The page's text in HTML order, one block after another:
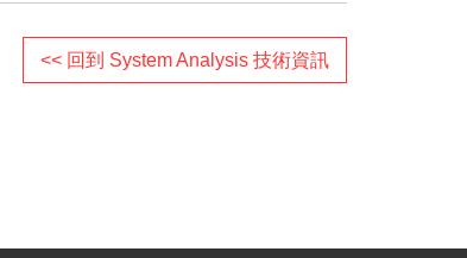
<< 回到 System Analysis 技術資訊